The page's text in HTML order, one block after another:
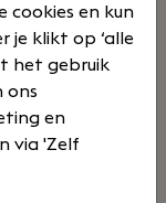
jaren actief in
en van
maar
cookies en kun
je klikt op ‘alle
het gebruik
ons
en
via 'Zelf